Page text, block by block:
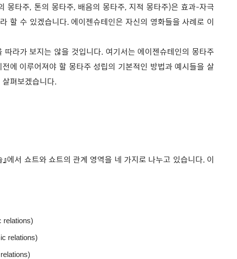
몽타주, 톤의 몽타주, 배음의 몽타주, 지적 몽타주)은 효과-자극
할 수 있겠습니다. 에이젠슈테인은 자신의 영화들을 사례로 이
라가 보지는 않을 것입니다. 여기서는 에이젠슈테인의 몽타주
에 이루어져야 할 몽타주 성립의 기본적인 방법과 예시들을 살
펴보겠습니다.
에서 쇼트와 쇼트의 관계 영역을 네 가지로 나누고 있습니다. 이
relations)
relations)